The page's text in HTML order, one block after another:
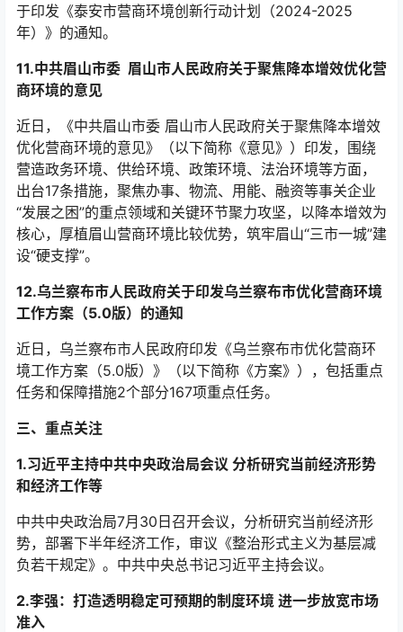
于印发《泰安市营商环境创新行动计划（2024-2025
年）》的通知。
11.中共眉山市委 眉山市人民政府关于聚焦降本增效优化营
商环境的意见
近日，《中共眉山市委 眉山市人民政府关于聚焦降本增效
优化营商环境的意见》（以下简称《意见》）印发，围绕
营造政务环境、供给环境、政策环境、法治环境等方面，
出台17条措施，聚焦办事、物流、用能、融资等事关企业
“发展之困”的重点领域和关键环节聚力攻坚，以降本增效为
核心，厚植眉山营商环境比较优势，筑牢眉山“三市一城”建
设“硬支撑”。
12.乌兰察布市人民政府关于印发乌兰察布市优化营商环境
工作方案（5.0版）的通知
近日，乌兰察布市人民政府印发《乌兰察布市优化营商环
境工作方案（5.0版）》（以下简称《方案》），包括重点
任务和保障措施2个部分167项重点任务。
三、重点关注
1.习近平主持中共中央政治局会议 分析研究当前经济形势
和经济工作等
中共中央政治局7月30日召开会议，分析研究当前经济形
势，部署下半年经济工作，审议《整治形式主义为基层减
负若干规定》。中共中央总书记习近平主持会议。
2.李强：打造透明稳定可预期的制度环境 进一步放宽市场
准入